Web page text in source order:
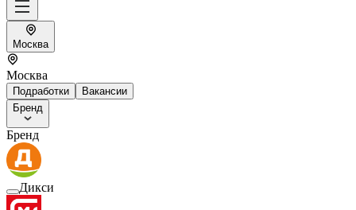
Москва
Москва
Подработки
Вакансии
Бренд
Бренд
Дикси